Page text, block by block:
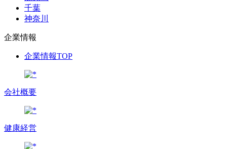
千葉
神奈川
企業情報
企業情報TOP
会社概要
健康経営